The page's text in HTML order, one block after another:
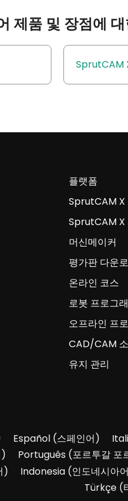
제품 및 장점에
SprutCAM
플랫폼
SprutCAM X
SprutCAM X
머신메이커
평가판 다운
온라인 코스
로봇 프로그
오프라인 프
CAD/CAM
유지 관리
Español(스페인어)
) Português (포르투갈 포
) Indonesia(인도네시아어
Türkçe (